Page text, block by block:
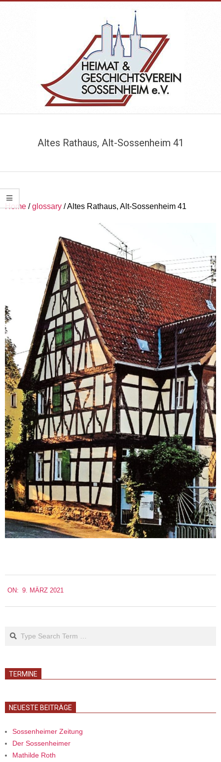
HEIMAT-
GESCHICHTSVEREIN
SOSSENHEIM
Altes Rathaus, Alt-Sossenheim 41
Home /glossary /Altes Rathaus, Alt-Sossenheim 41
03-
09
ON: 9. MÄRZ 2021
TERMINE
NEUESTE BEITRÄGE
Sossenheimer Zeitung
Der Sossenheimer
Mathilde Roth